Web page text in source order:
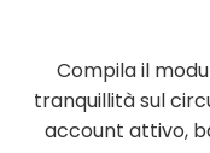
Compila il
tranquillità sul
account attivo,